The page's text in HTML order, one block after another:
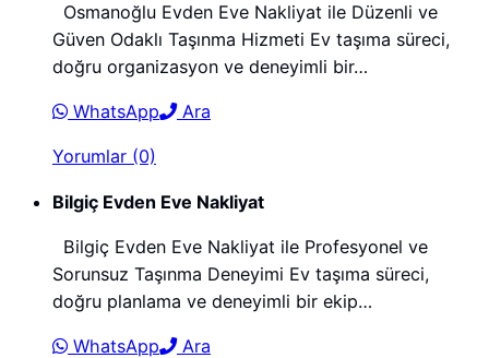
Osmanoğlu Evden Eve Nakliyat ile Düzenli ve
Güven Odaklı Taşınma Hizmeti Ev taşıma süreci,
doğru organizasyon ve deneyimli bir…
WhatsApp Ara
Yorumlar (0)
Bilgiç Evden Eve Nakliyat
Bilgiç Evden Eve Nakliyat ile Profesyonel ve
Sorunsuz Taşınma Deneyimi Ev taşıma süreci,
doğru planlama ve deneyimli bir ekip…
WhatsApp Ara